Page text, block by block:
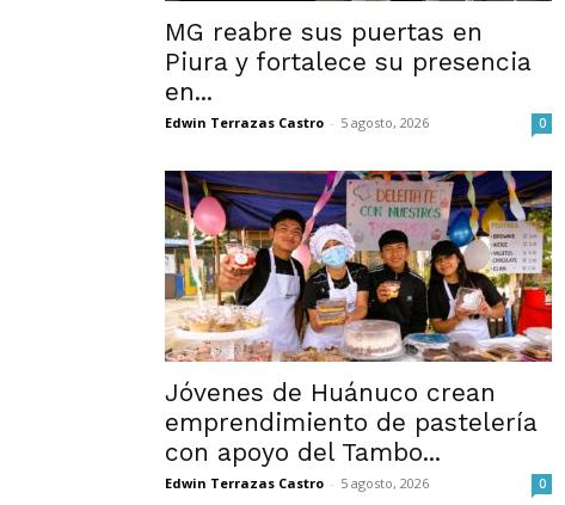
MG reabre sus puertas en
Piura y fortalece su presencia
en...
Edwin Terrazas Castro - 5 agosto, 2026 0
Jóvenes de Huánuco crean
emprendimiento de pastelería
con apoyo del Tambo...
Edwin Terrazas Castro - 5 agosto, 2026 0